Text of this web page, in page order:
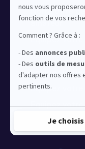
Notre offre
amateur
Equipez votre
Equipez
Equipez
Equipez votre
Equipez